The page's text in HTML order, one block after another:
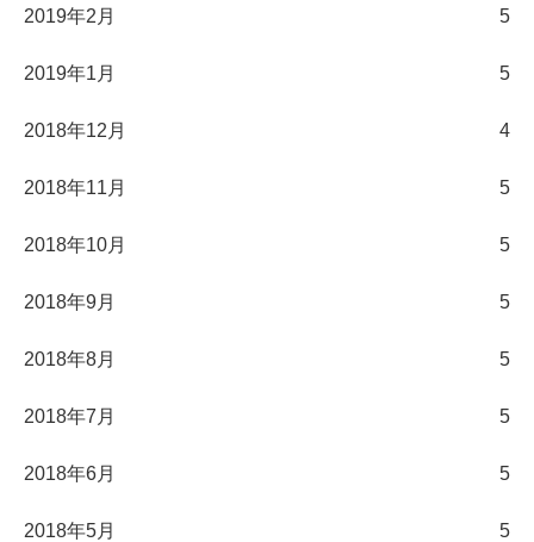
2019年2月 5
2019年1月 5
2018年12月 4
2018年11月 5
2018年10月 5
2018年9月 5
2018年8月 5
2018年7月 5
2018年6月 5
2018年5月 5